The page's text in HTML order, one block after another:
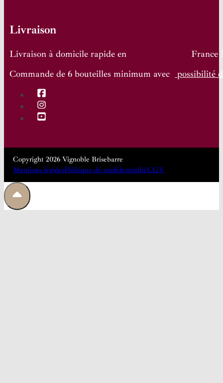
Livraison
Livraison à domicile rapide en France
Commande de 6 bouteilles minimum avec
possibilité
Copyright 2026 Vignoble Brisebarre
Mentions légalesPolitique de confidentialitéCGV